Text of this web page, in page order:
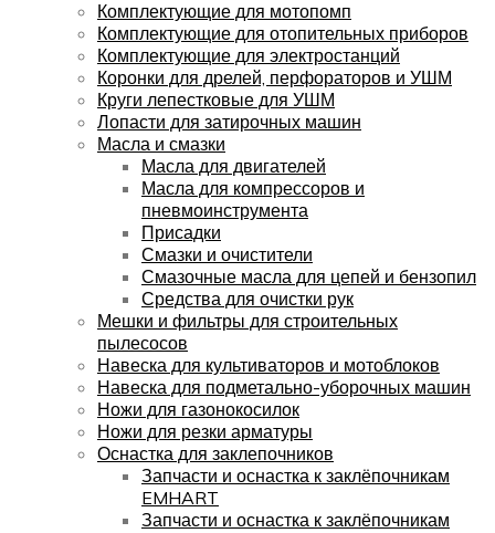
Комплектующие для мотопомп
Комплектующие для отопительных приборов
Комплектующие для электростанций
Коронки для дрелей, перфораторов и УШМ
Круги лепестковые для УШМ
Лопасти для затирочных машин
Масла и смазки
Масла для двигателей
Масла для компрессоров и
пневмоинструмента
Присадки
Смазки и очистители
Смазочные масла для цепей и бензопил
Средства для очистки рук
Мешки и фильтры для строительных
пылесосов
Навеска для культиваторов и мотоблоков
Навеска для подметально-уборочных машин
Ножи для газонокосилок
Ножи для резки арматуры
Оснастка для заклепочников
Запчасти и оснастка к заклёпочникам
EMHART
Запчасти и оснастка к заклёпочникам